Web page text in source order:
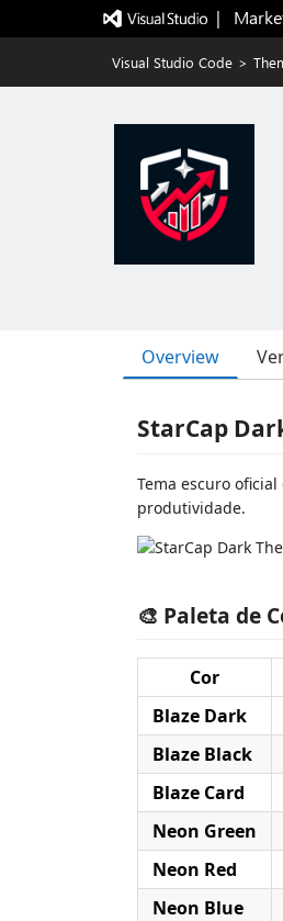
|
Visual Studio Code >
Overview
StarCap
Tema escuro
produtividade.
🎨 Paleta de
Cor
Blaze Dark
Blaze Black
Blaze Card
Neon Green
Neon Red
Neon Blue